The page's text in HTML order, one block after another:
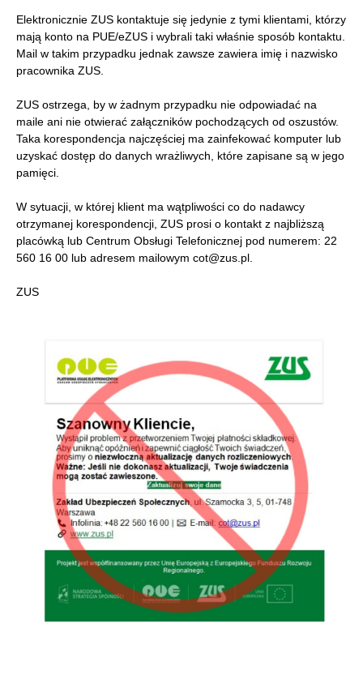
Elektronicznie ZUS kontaktuje się jedynie z tymi klientami, którzy
mają konto na PUE/eZUS i wybrali taki właśnie sposób kontaktu.
Mail w takim przypadku jednak zawsze zawiera imię i nazwisko
pracownika ZUS.
ZUS ostrzega, by w żadnym przypadku nie odpowiadać na
maile ani nie otwierać załączników pochodzących od oszustów.
Taka korespondencja najczęściej ma zainfekować komputer lub
uzyskać dostęp do danych wrażliwych, które zapisane są w jego
pamięci.
W sytuacji, w której klient ma wątpliwości co do nadawcy
otrzymanej korespondencji, ZUS prosi o kontakt z najbliższą
placówką lub Centrum Obsługi Telefonicznej pod numerem: 22
560 16 00 lub adresem mailowym cot@zus.pl.
ZUS